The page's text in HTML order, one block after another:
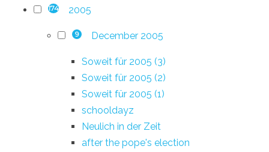
174 2005
9 December 2005
Soweit für 2005 (3)
Soweit für 2005 (2)
Soweit für 2005 (1)
schooldayz
Neulich in der Zeit
after the pope's election